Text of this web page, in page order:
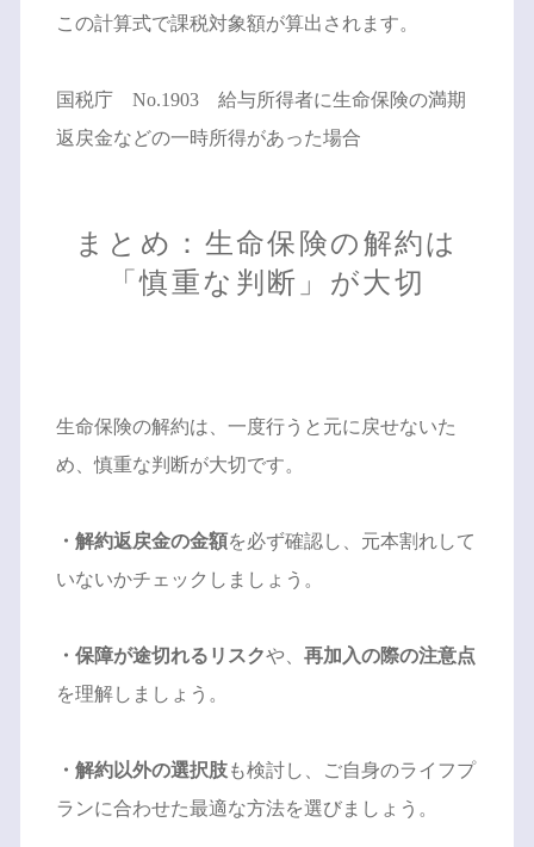
この計算式で課税対象額が算出されます。
国税庁 No.1903 給与所得者に生命保険の満期
返戻金などの一時所得があった場合
まとめ：生命保険の解約は
「慎重な判断」が大切
生命保険の解約は、一度行うと元に戻せないた
め、慎重な判断が大切です。
・解約返戻金の金額を必ず確認し、元本割れして
いないかチェックしましょう。
・保障が途切れるリスクや、 再加入の際の注意点
を理解しましょう。
・解約以外の選択肢も検討し、ご自身のライフプ
ランに合わせた最適な方法を選びましょう。